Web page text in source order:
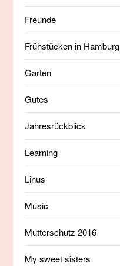
Freunde
Frühstücken in Hamburg
Garten
Gutes
Jahresrückblick
Learning
Linus
Music
Mutterschutz 2016
My sweet sisters